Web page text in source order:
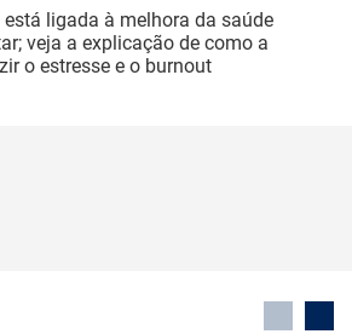
ligada à melhora da saúde
veja a explicação de como a
o estresse e o burnout